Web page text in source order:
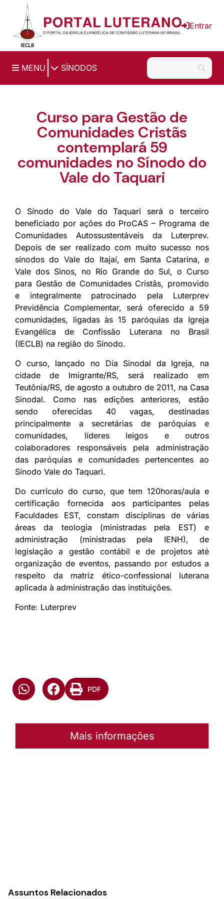
Ir para o conteúdo principal
Entrar
MENU SÍNODOS
Curso para Gestão de
Comunidades Cristãs
contemplará 59
comunidades no Sínodo do
Vale do Taquari
O Sínodo do Vale do Taquari será o terceiro
beneficiado por ações do ProCAS – Programa de
Comunidades Autossustentáveis da Luterprev.
Depois de ser realizado com muito sucesso nos
sínodos do Vale do Itajaí, em Santa Catarina, e
Vale dos Sinos, no Rio Grande do Sul, o Curso
para Gestão de Comunidades Cristãs, promovido
e integralmente patrocinado pela Luterprev
Previdência Complementar, será oferecido a 59
comunidades, ligadas às 15 paróquias da Igreja
Evangélica de Confissão Luterana no Brasil
(IECLB) na região do Sínodo.
O curso, lançado no Dia Sinodal da Igreja, na
cidade de Imigrante/RS, será realizado em
Teutônia/RS, de agosto a outubro de 2011, na Casa
Sinodal. Como nas edições anteriores, estão
sendo oferecidas 40 vagas, destinadas
principalmente a secretárias de paróquias e
comunidades, líderes leigos e outros
colaboradores responsáveis pela administração
das paróquias e comunidades pertencentes ao
Sínodo Vale do Taquari.
Do currículo do curso, que tem 120horas/aula e
certificação fornecida aos participantes pelas
Faculdades EST, constam disciplinas de várias
áreas da teologia (ministradas pela EST) e
administração (ministradas pela IENH), de
legislação a gestão contábil e de projetos até
organização de eventos, passando por estudos a
respeito da matriz ético-confessional luterana
aplicada à administração das instituições.
Fonte: Luterprev
PDF
Mais informações
Assuntos Relacionados